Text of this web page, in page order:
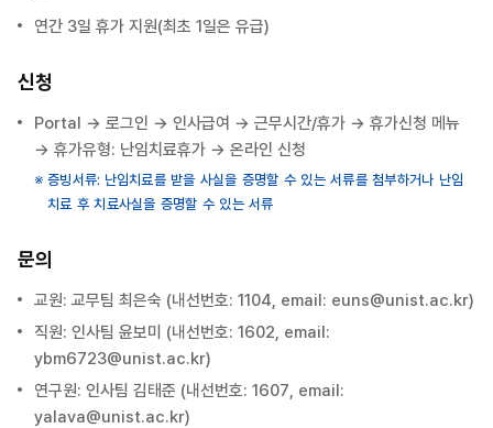
연간 3일 휴가 지원(최초 1일은 유급)
신청
Portal → 로그인 → 인사급여 → 근무시간/휴가 → 휴가신청 메뉴
→ 휴가유형: 난임치료휴가 → 온라인 신청
증빙서류: 난임치료를 받을 사실을 증명할 수 있는 서류를 첨부하거나 난임
치료 후 치료사실을 증명할 수 있는 서류
문의
교원: 교무팀 최은숙 (내선번호: 1104, email: euns@unist.ac.kr)
직원: 인사팀 윤보미 (내선번호: 1602, email:
ybm6723@unist.ac.kr)
연구원: 인사팀 김태준 (내선번호: 1607, email:
yalava@unist.ac.kr)